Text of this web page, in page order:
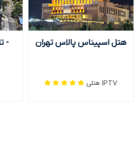
هتل اسپیناس پالاس تهران
IPTV هتلی